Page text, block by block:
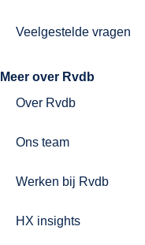
Veelgestelde vragen
Meer over Rvdb
Over Rvdb
Ons team
Werken bij Rvdb
HX insights